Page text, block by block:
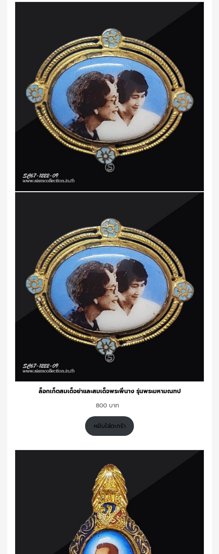
ล็อกเก็ตสมเด็จย่าและสมเด็จพระพี่นาง รุ่นพระมหามณฑป
800
หยิบใส่ตะกร้า